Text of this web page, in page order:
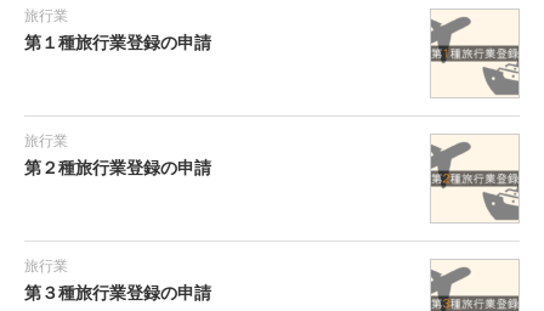
旅行業
第１種旅行業登録の申請
旅行業
第２種旅行業登録の申請
旅行業
第３種旅行業登録の申請